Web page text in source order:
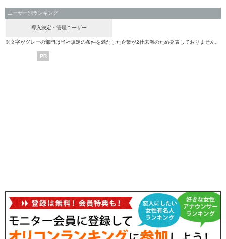
ユーザー別ランキング
導入決定・管理ユーザー
※文字がグレーの部門は当社規定の条件を満たした企業が2社未満のため発表しておりません。
PR